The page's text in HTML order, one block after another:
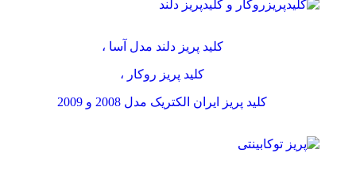
کلید پریز دلند مدل آسا ،
کلید پریز روکار ،
کلید پریز ایران الکتریک مدل 2008 و 2009